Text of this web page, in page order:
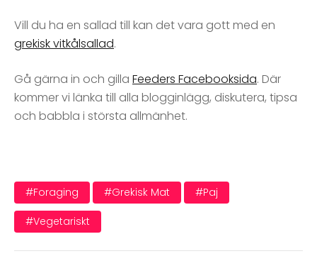
Vill du ha en sallad till kan det vara gott med en
grekisk vitkålsallad.
Gå gärna in och gilla Feeders Facebooksida. Där
kommer vi länka till alla blogginlägg, diskutera, tipsa
och babbla i största allmänhet.
#foraging #grekisk Mat #paj
#vegetariskt